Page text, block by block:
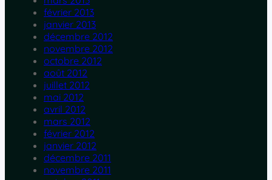
février 2013
janvier 2013
décembre 2012
novembre 2012
octobre 2012
août 2012
juillet 2012
mai 2012
avril 2012
mars 2012
février 2012
janvier 2012
décembre 2011
novembre 2011